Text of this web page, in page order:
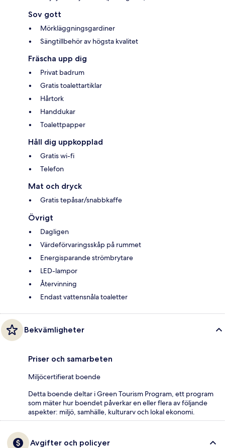
Sov gott
Mörkläggningsgardiner
Sängtillbehör av högsta kvalitet
Fräscha upp dig
Privat badrum
Gratis toalettartiklar
Hårtork
Handdukar
Toalettpapper
Håll dig uppkopplad
Gratis wi-fi
Telefon
Mat och dryck
Gratis tepåsar/snabbkaffe
Övrigt
Dagligen
Värdeförvaringsskåp på rummet
Energisparande strömbrytare
LED-lampor
Återvinning
Endast vattensnåla toaletter
Bekvämligheter
Priser och samarbeten
Miljöcertifierat boende
Detta boende deltar i Green Tourism Program, ett program
som mäter hur boendet påverkar en eller flera av följande
aspekter: miljö, samhälle, kulturarv och lokal ekonomi.
Avgifter och policyer